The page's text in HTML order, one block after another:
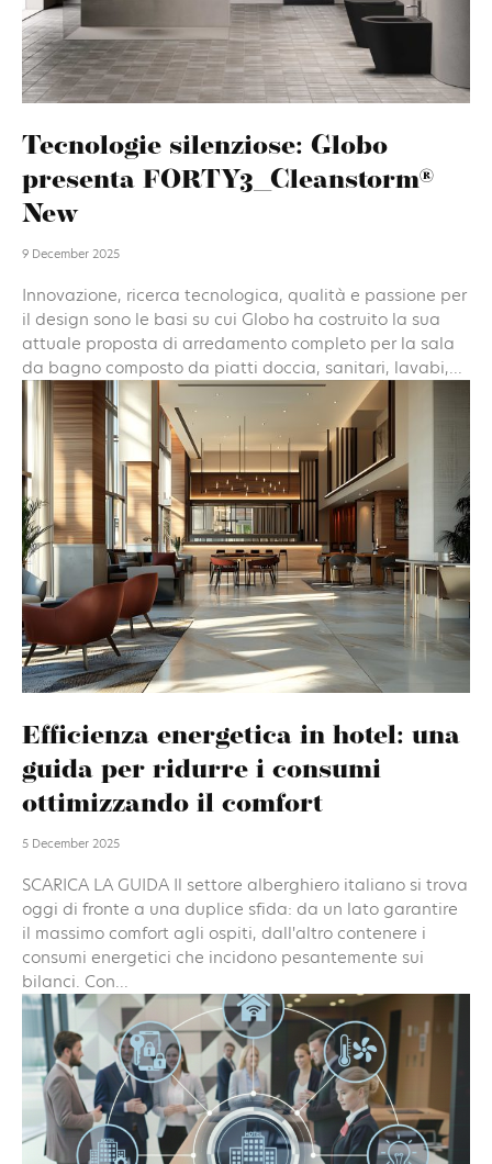
Tecnologie silenziose: Globo
presenta FORTY3_Cleanstorm®
New
9 December 2025
Innovazione, ricerca tecnologica, qualità e passione per
il design sono le basi su cui Globo ha costruito la sua
attuale proposta di arredamento completo per la sala
da bagno composto da piatti doccia, sanitari, lavabi,...
Efficienza energetica in hotel: una
guida per ridurre i consumi
ottimizzando il comfort
5 December 2025
SCARICA LA GUIDA Il settore alberghiero italiano si trova
oggi di fronte a una duplice sfida: da un lato garantire
il massimo comfort agli ospiti, dall'altro contenere i
consumi energetici che incidono pesantemente sui
bilanci. Con...